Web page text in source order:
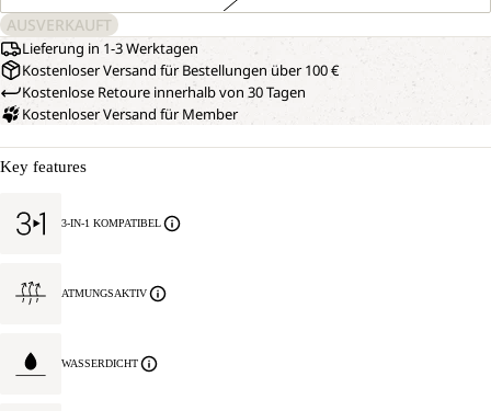
AUSVERKAUFT
Lieferung in 1-3 Werktagen
Kostenloser Versand für Bestellungen über 100 €
Kostenlose Retoure innerhalb von 30 Tagen
Kostenloser Versand für Member
Key features
3-IN-1 KOMPATIBEL
ATMUNGSAKTIV
WASSERDICHT